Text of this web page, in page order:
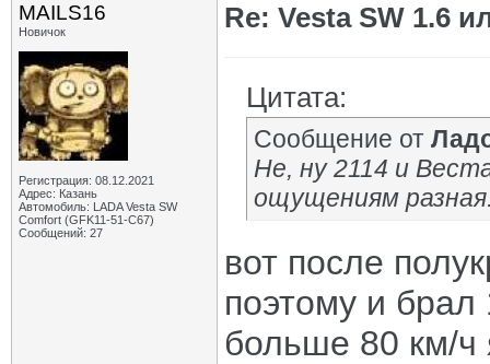
MAILS16
Новичок
Регистрация: 08.12.2021
Адрес: Казань
Автомобиль: LADA Vesta SW
Comfort (GFK11-51-C67)
Сообщений: 27
Re: Vesta SW 1.6
Цитата:
Сообщение от
Не, ну 2114 и
ощущениям
вот после
поэтому и
больше 80 км/ч